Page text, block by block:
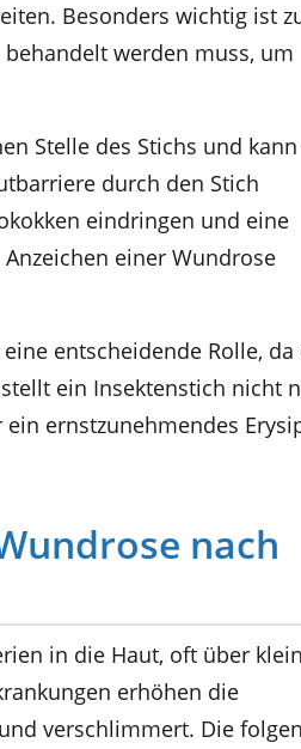
Besonders wichtig ist
werden muss, um
Stelle des Stichs und
durch den Stich
eindringen und eine
einer Wundrose
entscheidende Rolle, da
ein Insektenstich nicht
ernstzunehmendes
nach
in die Haut, oft über
erhöhen die
verschlimmert. Die